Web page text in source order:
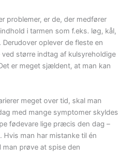
problemer, er de, der medfører
i tarmen som f.eks. løg, kål,
oplever de fleste en
større indtag af kulsyreholdige
er meget sjældent, at man kan
meget over tid, skal man
med mange symptomer skyldes
fødevare lige præcis den dag –
man har mistanke til én
prøve at spise den